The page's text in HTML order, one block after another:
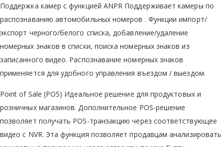
Поддержка камер с функцией ANPR Поддерживает камеры по
распознаванию автомобильных номеров . Функции импорт/
экспорт черного/белого списка, добавление/удаление
номерных знаков в списки, поиска номерных знаков из
записанного видео. Распознавание номерных знаков
применяется для удобного управления въездом / выездом.
Point of Sale (POS) Идеальное решение для продуктовых и
розничных магазинов. Дополнительное POS-решение
позволяет получать POS-транзакцию через соответствующее
видео с NVR. Эта функция позволяет продавцам анализировать